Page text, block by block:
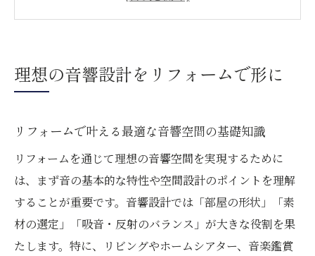
リフォームと音響会社の選び方を徹底解説
る方法
快適リスニング空間作りの工夫とコツ
リフォームで快適なリスニング空間を作る
コツ
吸音材と反射材の配置で音響を最適化する
工夫
理想の音響設計をリフォームで形に
リフォームで叶える最適な音響空間の基礎知識
リフォームを通じて理想の音響空間を実現するために
は、まず音の基本的な特性や空間設計のポイントを理解
することが重要です。音響設計では「部屋の形状」「素
材の選定」「吸音・反射のバランス」が大きな役割を果
たします。特に、リビングやホームシアター、音楽鑑賞